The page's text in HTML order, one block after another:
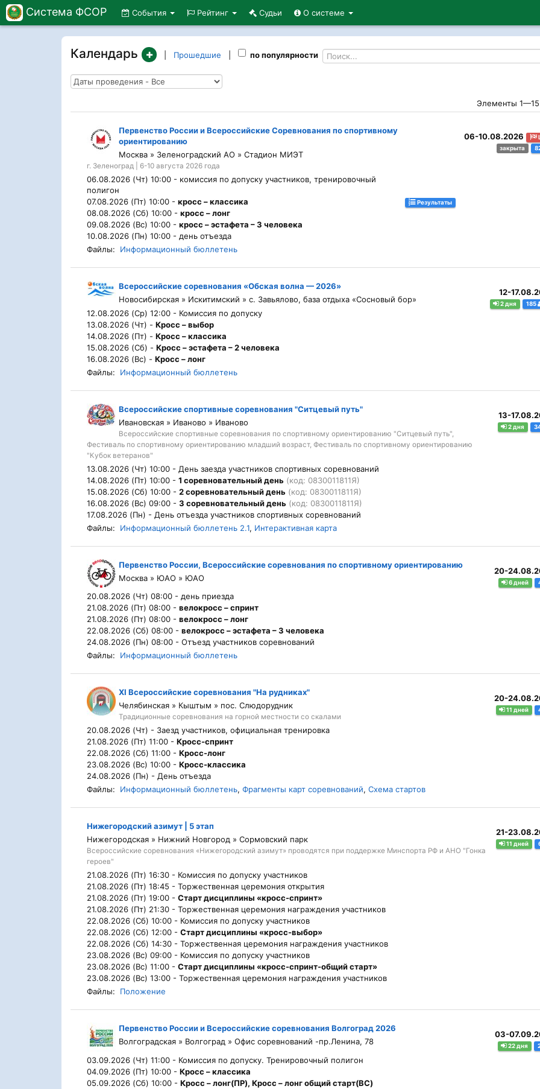
Система ФСОР События Рейтинг Судьи О системе
Календарь Прошедшие по популярности
Элементы 1—15
Первенство России и Всероссийские Соревнования по спортивному
ориентированию
Москва » Зеленоградский АО » Стадион МИЭТ
г. Зеленоград | 6-10 августа 2026 года
06.08.2026 (Чт) 10:00 - комиссия по допуску участников, тренировочный
полигон
07.08.2026 (Пт) 10:00 - кросс – классика Результаты
08.08.2026 (Сб) 10:00 - кросс – лонг
09.08.2026 (Вс) 10:00 - кросс – эстафета – 3 человека
10.08.2026 (Пн) 10:00 - день отъезда
Файлы: Информационный бюллетень
06-10.08.2026
закрыта
Всероссийские соревнования «Обская волна — 2026»
Новосибирская » Искитимский » с. Завьялово, база отдыха «Сосновый бор»
12.08.2026 (Ср) 12:00 - Комиссия по допуску
13.08.2026 (Чт) - Кросс – выбор
14.08.2026 (Пт) - Кросс – классика
15.08.2026 (Сб) - Кросс – эстафета – 2 человека
16.08.2026 (Вс) - Кросс – лонг
Файлы: Информационный бюллетень
12-
2 дня 185
Всероссийские спортивные соревнования "Ситцевый путь"
Ивановская » Иваново » Иваново
Всероссийские спортивные соревнования по спортивному ориентированию "Ситцевый путь",
Фестиваль по спортивному ориентированию младший возраст, Фестиваль по спортивному ориентированию
"Кубок ветеранов"
13.08.2026 (Чт) 10:00 - День заезда участников спортивных соревнований
14.08.2026 (Пт) 10:00 - 1 соревновательный день (код: 0830011811Я)
15.08.2026 (Сб) 10:00 - 2 соревновательный день (код: 0830011811Я)
16.08.2026 (Вс) 09:00 - 3 соревновательный день (код: 0830011811Я)
17.08.2026 (Пн) - День отъезда участников спортивных соревнований
Файлы: Информационный бюллетень 2.1, Интерактивная карта
13-
2 дня
Первенство России, Всероссийские соревнования по спортивному ориентированию
Москва » ЮАО » ЮАО
20.08.2026 (Чт) 08:00 - день приезда
21.08.2026 (Пт) 08:00 - велокросс – спринт
21.08.2026 (Пт) 08:00 - велокросс – лонг
22.08.2026 (Сб) 08:00 - велокросс – эстафета – 3 человека
24.08.2026 (Пн) 08:00 - Отъезд участников соревнований
Файлы: Информационный бюллетень
20-
6 дней
XI Всероссийские соревнования "На рудниках"
Челябинская » Кыштым » пос. Слюдорудник
Традиционные соревнования на горной местности со скалами
20.08.2026 (Чт) - Заезд участников, официальная тренировка
21.08.2026 (Пт) 11:00 - Кросс-спринт
22.08.2026 (Сб) 11:00 - Кросс-лонг
23.08.2026 (Вс) 10:00 - Кросс-классика
24.08.2026 (Пн) - День отъезда
Файлы: Информационный бюллетень, Фрагменты карт соревнований, Схема стартов
20-
11 дней
Нижегородский азимут | 5 этап
Нижегородская » Нижний Новгород » Сормовский парк
Всероссийские соревнования «Нижегородский азимут» проводятся при поддержке Минспорта РФ и АНО "Гонка
героев"
21.08.2026 (Пт) 16:30 - Комиссия по допуску участников
21.08.2026 (Пт) 18:45 - Торжественная церемония открытия
21.08.2026 (Пт) 19:00 - Старт дисциплины «кросс-спринт»
21.08.2026 (Пт) 21:30 - Торжественная церемония награждения участников
22.08.2026 (Сб) 10:00 - Комиссия по допуску участников
22.08.2026 (Сб) 12:00 - Старт дисциплины «кросс-выбор»
22.08.2026 (Сб) 14:30 - Торжественная церемония награждения участников
23.08.2026 (Вс) 09:00 - Комиссия по допуску участников
23.08.2026 (Вс) 11:00 - Старт дисциплины «кросс-спринт-общий старт»
23.08.2026 (Вс) 13:00 - Торжественная церемония награждения участников
Файлы: Положение
21-
11 дней
Первенство России и Всероссийские соревнования Волгоград 2026
Волгоградская » Волгоград » Офис соревнований -пр.Ленина, 78
03.09.2026 (Чт) 11:00 - Комиссия по допуску. Тренировочный полигон
04.09.2026 (Пт) 10:00 - Кросс – классика
05.09.2026 (Сб) 10:00 - Кросс – лонг(ПР), Кросс – лонг общий старт(ВС)
03-
22 дня